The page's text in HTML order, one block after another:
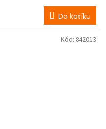
Do košíku
Kód: 842013